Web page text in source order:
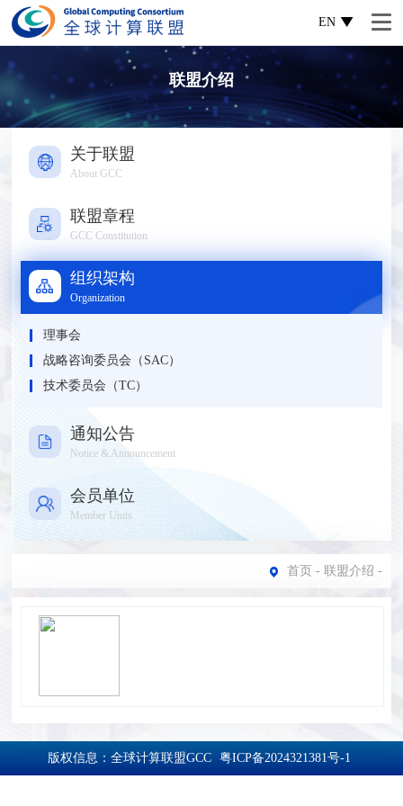
EN
联盟介绍
关于联盟
About GCC
联盟章程
GCC Constitution
组织架构
Organization
理事会
战略咨询委员会（SAC）
技术委员会（TC）
通知公告
Notice & Announcement
会员单位
Member Units
首页 - 联盟介绍 -
版权信息：全球计算联盟GCC 粤ICP备2024321381号-1